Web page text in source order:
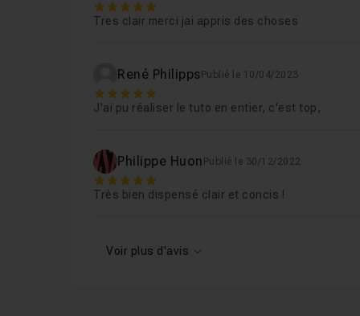
5
Tres clair merci jai appris des choses
René Philipps Publié le 10/04/2023
5
J'ai pu réaliser le tuto en entier, c'est top,
Philippe Huon Publié le 30/12/2022
5
Très bien dispensé clair et concis !
Voir plus d'avis